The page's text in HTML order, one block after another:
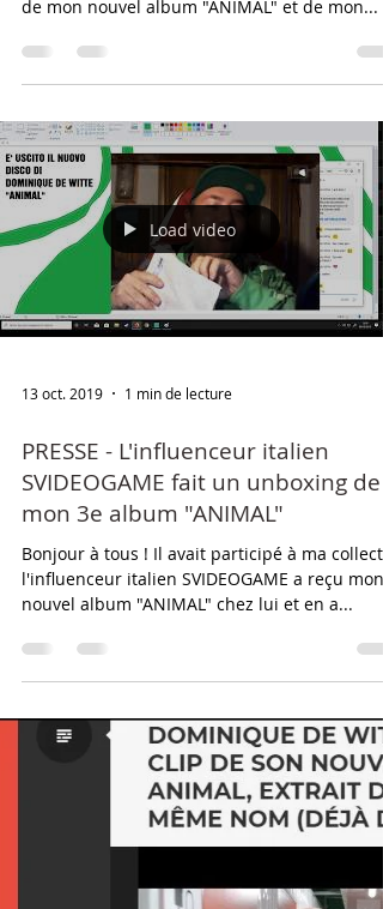
PRESSE - Stéphane Larue -
13/10/2019
Bonjour à tous ! Le journaliste Stéphane
de mon nouvel album "ANIMAL" et de mon...
13 oct. 2019 1 min de lecture
PRESSE - L'influenceur italien
SVIDEOGAME fait un unboxing de
mon 3e album "ANIMAL"
Bonjour à tous ! Il avait participé à ma
nouvel album "ANIMAL" chez lui et en a...